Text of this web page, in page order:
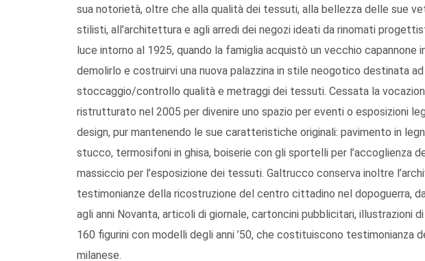
sua notorietà, oltre che alla qualità dei tessuti, alla bellezza delle sue
stilisti, all’architettura e agli arredi dei negozi ideati da rinomati
luce intorno al 1925, quando la famiglia acquistò un vecchio capannone
demolirlo e costruirvi una nuova palazzina in stile neogotico destinata
stoccaggio/controllo qualità e metraggi dei tessuti. Cessata la
ristrutturato nel 2005 per divenire uno spazio per eventi o esposizioni
design, pur mantenendo le sue caratteristiche originali: pavimento in
stucco, termosifoni in ghisa, boiserie con gli sportelli per l’accoglienza
massiccio per l’esposizione dei tessuti. Galtrucco conserva inoltre
testimonianze della ricostruzione del centro cittadino nel dopoguerra,
agli anni Novanta, articoli di giornale, cartoncini pubblicitari, illustrazioni
160 figurini con modelli degli anni ’50, che costituiscono testimonianza
milanese.